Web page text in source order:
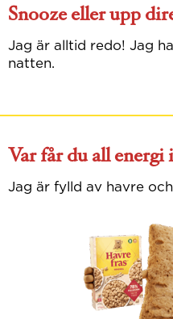
Snooze eller upp
Jag är alltid redo! Jag
natten.
Var får du all energi
Jag är fylld av havre